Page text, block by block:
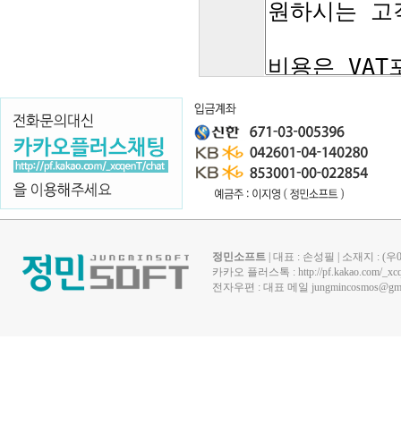
정민소프트 | 대표 : 손성필 | 소재지 : (
카카오 플러스톡 : http://pf.kakao.com/
전자우편 : 대표 메일